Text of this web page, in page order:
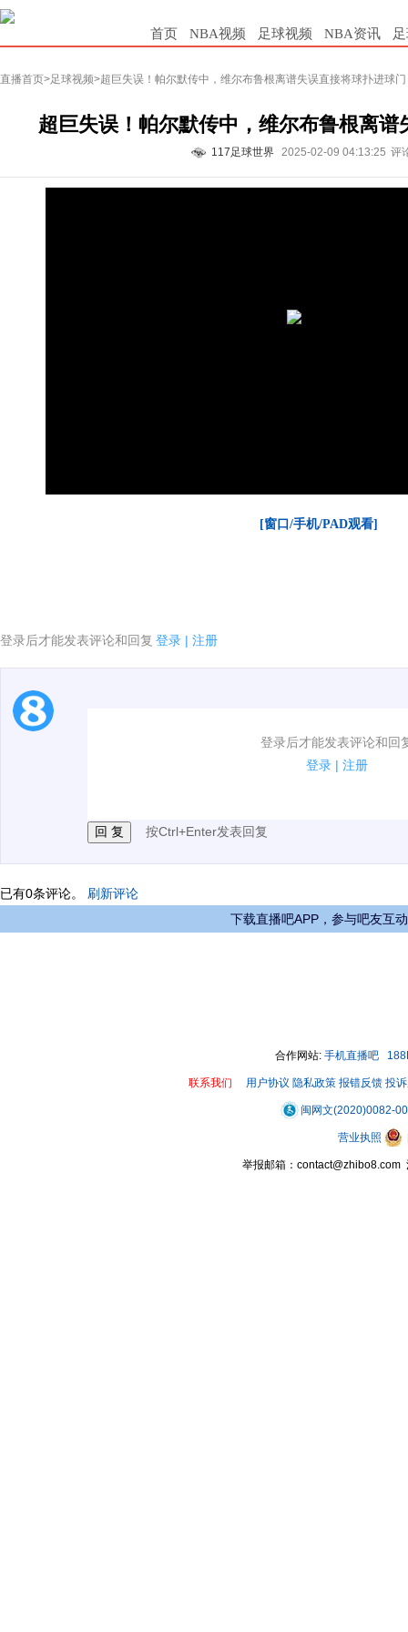
首页 NBA视频 足球视频 NBA资讯
直播首页>足球视频>超巨失误！帕尔默传中，维尔布鲁根离谱失误直接将球扑进球门
超巨失误！帕尔默传中，维尔布鲁根离谱
117足球世界 2025-02-09 04:13:25 评
[窗口/手机/PAD观看]
登录后才能发表评论和回复 登录 | 注册
登录后才能发表评论和回
登录 | 注册
1.电脑端新用户可以发表评论了！
按Ctrl+Enter发表回复
已有0条评论。 刷新评论
下载直播吧APP，参与吧友互动
合作网站: 手机直播吧
联系我们 用户协议 隐私政策 报错反馈 投
闽网文(2020)0082-
营业执照
举报邮箱：